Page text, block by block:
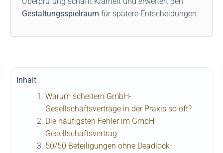
Gestaltungsspielraum für spätere Entscheidungen.
Inhalt
Warum scheitern GmbH-
Gesellschaftsverträge in der Praxis so oft?
Die häufigsten Fehler im GmbH-
Gesellschaftsvertrag
50/50 Beteiligungen ohne Deadlock-